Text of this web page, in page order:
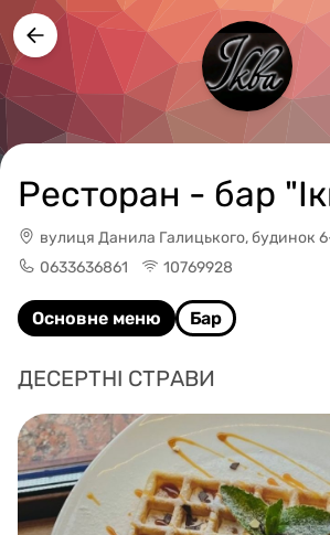
Ресторан - бар
вулиця Данила Галицького, будинок
0633636861
10769928
Основне меню Бар
ДЕСЕРТНІ СТРАВИ